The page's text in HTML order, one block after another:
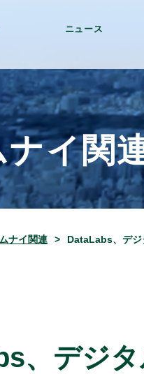
ニュース
イ関
ナイ関連
、デジ